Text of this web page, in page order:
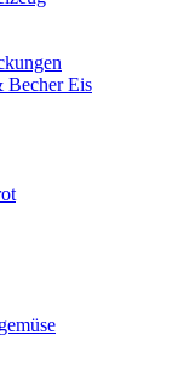
Eis